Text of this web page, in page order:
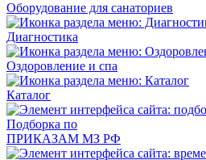
Оборудование для санаториев
Диагностика
Оздоровление и спа
Каталог
Подборка по
ПРИКАЗАМ МЗ РФ